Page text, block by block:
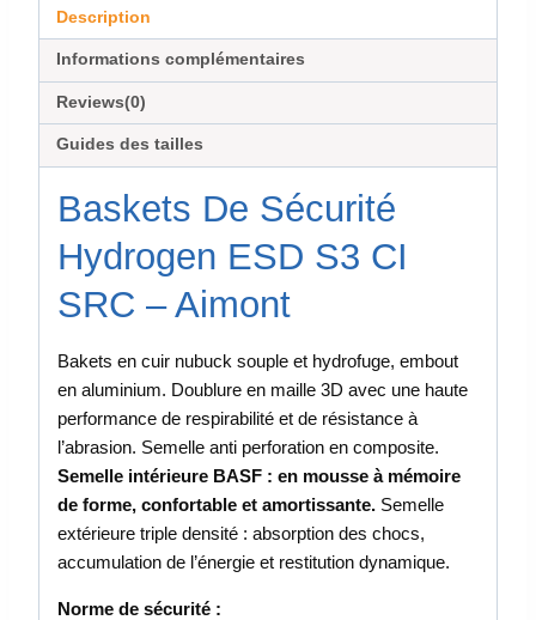
Description
Informations complémentaires
Reviews(0)
Guides des tailles
Baskets De Sécurité
Hydrogen ESD S3 CI
SRC – Aimont
Bakets en cuir nubuck souple et hydrofuge, embout
en aluminium. Doublure en maille 3D avec une haute
performance de respirabilité et de résistance à
l’abrasion. Semelle anti perforation en composite.
Semelle intérieure BASF : en mousse à mémoire
de forme, confortable et amortissante. Semelle
extérieure triple densité : absorption des chocs,
accumulation de l’énergie et restitution dynamique.
Norme de sécurité :